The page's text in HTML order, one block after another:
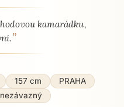
kamarádku,
”
157 cm
PRAHA